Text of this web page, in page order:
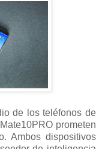
de los teléfonos de
prometen
Ambos dispositivos